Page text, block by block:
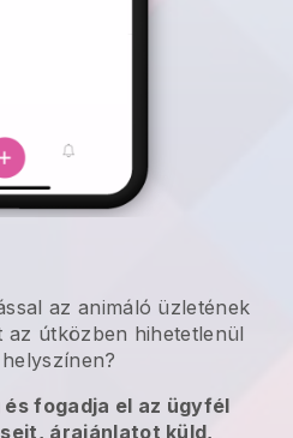
az animáló üzletének
az útközben hihetetlenül
fogadja el az ügyfél
árajánlatot küld,